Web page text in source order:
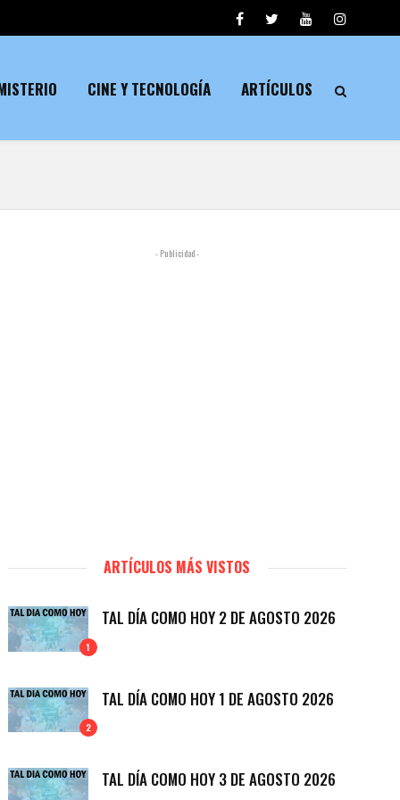
CINE Y TECNOLOGÍA ARTÍCULOS
- Publicidad -
ARTÍCULOS MÁS VISTOS
1
TAL DÍA COMO HOY 2 DE AGOSTO 2026
2
TAL DÍA COMO HOY 1 DE AGOSTO 2026
TAL DÍA COMO HOY 3 DE AGOSTO 2026